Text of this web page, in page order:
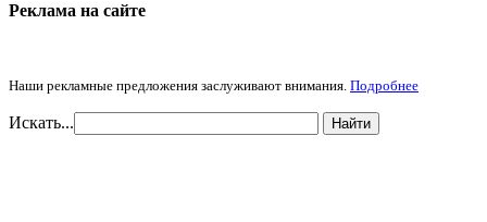
Реклама на cайте
Наши рекламные предложения заслуживают внимания. Подробнее
Искать... Найти